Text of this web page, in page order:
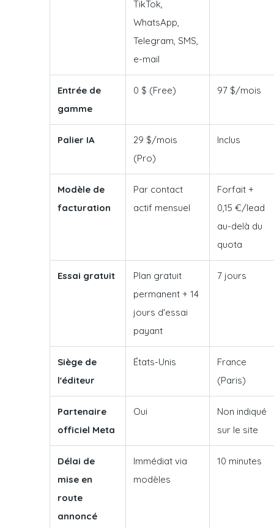
TikTok,
WhatsApp,
Telegram, SMS,
e-mail
Entrée de
gamme
0 $ (Free) 97 $/mois
Palier IA
29 $/mois
(Pro)
Inclus
Modèle de
facturation
Par contact
actif mensuel
Forfait +
0,15 €/lead
au-delà du
quota
Essai gratuit
Plan gratuit
permanent + 14
jours d'essai
payant
7 jours
Siège de
l'éditeur
États-Unis
France
(Paris)
Partenaire
officiel Meta
Oui
Non indiqué
sur le site
Délai de
mise en
route
annoncé
Immédiat via
modèles
10 minutes